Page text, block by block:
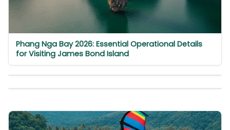
Phang Nga Bay 2026: Essential Operational Details
for Visiting James Bond Island